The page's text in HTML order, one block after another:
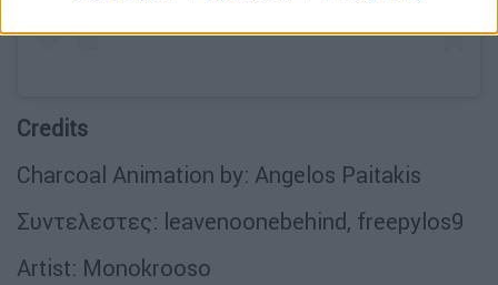
Credits
Charcoal Animation by: Angelos Paitakis
Συντελεστες: leavenoonebehind, freepylos9
Artist: Monokrooso